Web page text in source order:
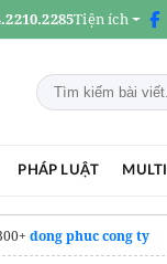
Tiện ích
PHÁP LUẬT
dong phuc cong ty